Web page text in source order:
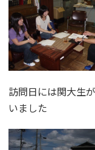
訪問日には関大生
いました